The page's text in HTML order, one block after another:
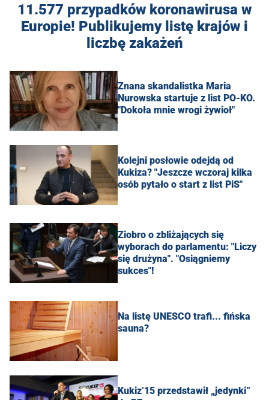
11.577 przypadków koronawirusa w
Europie! Publikujemy listę krajów i
liczbę zakażeń
Znana skandalistka Maria
Nurowska startuje z list PO-KO.
"Dokoła mnie wrogi żywioł"
Kolejni posłowie odejdą od
Kukiza? "Jeszcze wczoraj kilka
osób pytało o start z list PiS"
Ziobro o zbliżających się
wyborach do parlamentu: "Liczy
się drużyna". "Osiągniemy
sukces"!
Na listę UNESCO trafi... fińska
sauna?
Kukiz’15 przedstawił „jedynki”